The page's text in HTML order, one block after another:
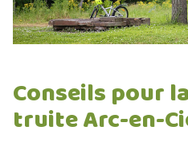
Conseils pour
truite Arc-en-